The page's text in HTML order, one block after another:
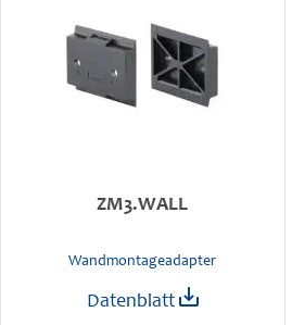
ZM3.WALL
Wandmontageadapter
Datenblatt